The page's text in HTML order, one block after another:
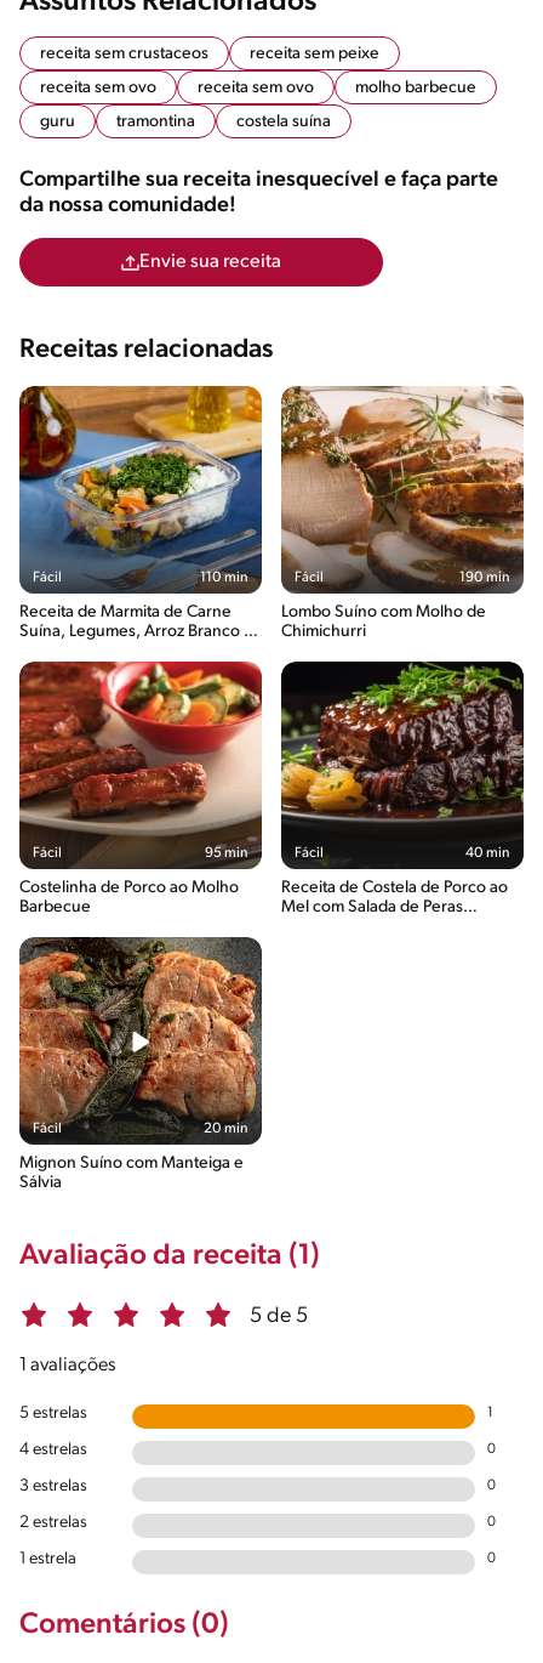
receita sem crustaceos
receita sem peixe
receita sem ovo
receita sem ovo
molho barbecue
guru
tramontina costela suína
Compartilhe sua receita inesquecível e faça parte
da nossa comunidade!
Envie sua receita
Receitas relacionadas
Fácil 110 min
Receita de Marmita de Carne
Suína, Legumes, Arroz Branco e
Fácil 190 min
Lombo Suíno com Molho de
Chimichurri
Fácil 95 min
Costelinha de Porco ao Molho
Barbecue
Fácil 40 min
Receita de Costela de Porco ao
Mel com Salada de Peras
Fácil 20 min
Mignon Suíno com Manteiga e
Sálvia
Avaliação da receita (1)
5 de 5
1 avaliações
5 estrelas
4 estrelas 0
3 estrelas 0
2 estrelas 0
1 estrela 0
Comentários (0)